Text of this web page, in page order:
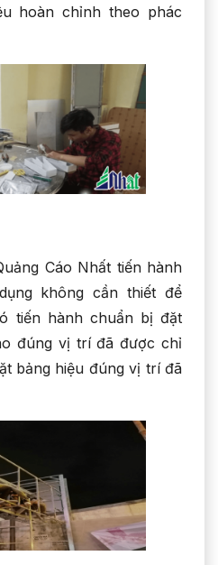
hoàn chỉnh theo phác
Cáo Nhất tiến hành
không cần thiết để
tiến hành chuẩn bị đặt
đúng vị trí đã được chỉ
bảng hiệu đúng vị trí đã